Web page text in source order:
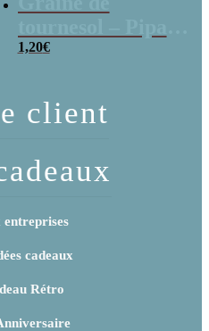
x 3
1,20€
client
entreprises
cadeaux
Rétro